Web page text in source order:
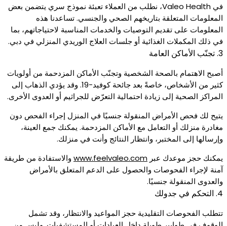
في Valeo Health، نطلب من العملاء تعبئة نموذج سري يتضمن بعض
المعلومات المتعلقة بتاريخهم الصحي والجنسي. تساعدنا هذه
المعلومات على تقديم التوصيات والخدمات المناسبة لاحتياجاتهم، بما
في ذلك المكملات الغذائية أو جلسات العلاج الوريدي المنزلي في دبي.
3. تجنّب الأماكن العامة
أصبح الاهتمام بالصحة الشخصية وتجنّب الأماكن المزدحمة من أولويات
كثير من الأشخاص، خاصةً بعد جائحة كوفيد-19. وقد يؤدي الذهاب إلى
المراكز الصحية إلى زيادة احتمالية التعرّض للجراثيم أو العدوى الأخرى.
يتيح لك فحص الأمراض المنقولة جنسيًا في المنزل إجراء الفحص دون
مغادرة منزلك أو التعامل مع الأماكن المزدحمة. يمكنك جمع العينة،
وإرسالها إلى المختبر، وانتظار النتائج وأنت في منزلك.
يمكنك حجز موعدك عبر www.feelvaleo.com والاستفادة من طريقة
آمنة لإجراء الفحوصات والحصول على الدعم المتعلق بالأمراض
والعدوى المنقولة جنسيًا.
4. التحكم في جدولك
تتطلب الفحوصات التقليدية حجز المواعيد والانتظار، وقد تشمل